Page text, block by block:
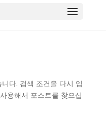
다. 검색 조건을 다시 입
용해서 포스트를 찾으십